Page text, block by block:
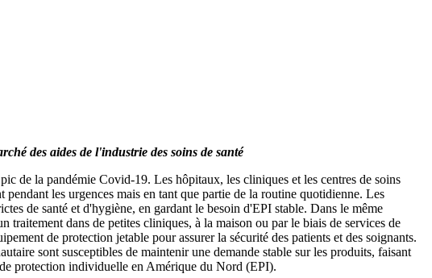
des aides de l'industrie des soins de santé
de la pandémie Covid-19. Les hôpitaux, les cliniques et les centres de soins
les urgences mais en tant que partie de la routine quotidienne. Les
de santé et d'hygiène, en gardant le besoin d'EPI stable. Dans le même
dans de petites cliniques, à la maison ou par le biais de services de
de protection jetable pour assurer la sécurité des patients et des soignants.
sont susceptibles de maintenir une demande stable sur les produits, faisant
de protection individuelle en Amérique du Nord (EPI).